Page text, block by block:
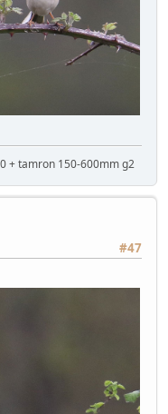
+ tamron 150-600mm g2
#47